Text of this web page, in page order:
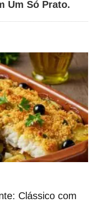
Um Só Prato.
Clássico com